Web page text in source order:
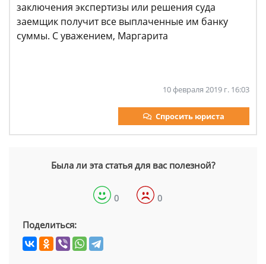
заключения экспертизы или решения суда
заемщик получит все выплаченные им банку
суммы. С уважением, Маргарита
10 февраля 2019 г. 16:03
Спросить юриста
Была ли эта статья для вас полезной?
0 0
Поделиться: